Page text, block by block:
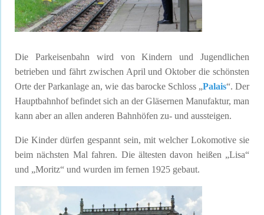
Die Parkeisenbahn wird von Kindern und Jugendlichen
betrieben und fährt zwischen April und Oktober die schönsten
Orte der Parkanlage an, wie das barocke Schloss „Palais“. Der
Hauptbahnhof befindet sich an der Gläsernen Manufaktur, man
kann aber an allen anderen Bahnhöfen zu- und aussteigen.
Die Kinder dürfen gespannt sein, mit welcher Lokomotive sie
beim nächsten Mal fahren. Die ältesten davon heißen „Lisa“
und „Moritz“ und wurden im fernen 1925 gebaut.